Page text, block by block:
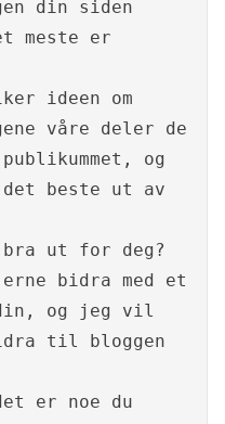
din siden
meste er
ideen om
våre deler de
og
beste ut av
bra ut for deg?
bidra med et
og jeg vil
til bloggen
er noe du